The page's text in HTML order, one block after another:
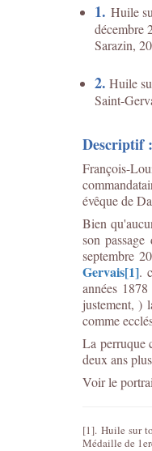
1. Huile
décembre
Sarazin,
2. Huile
Saint-
Descriptif :
François-
évêque de
Bien
son
septembre
Gervais[1].
années
justement, )
comme
La perruque
deux ans
Voir le
[1]. Huile sur
Médaille de